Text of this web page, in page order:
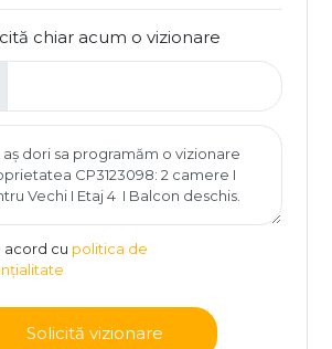
chiar acum o vizionare
acord cu politica de
Solicită vizionare